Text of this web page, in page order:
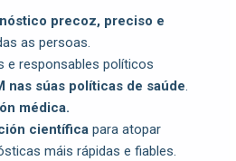
precoz, preciso e
as persoas.
e responsables políticos
nas súas políticas de saúde.
médica.
científica para atopar
máis rápidas e fiables.